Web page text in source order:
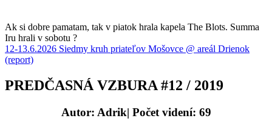
Ak si dobre pamatam, tak v piatok hrala kapela The Blots. Summa
Iru hrali v sobotu ?
12-13.6.2026 Siedmy kruh priateľov Mošovce @ areál Drienok
(report)
PREDČASNÁ VZBURA #12 / 2019
Autor: Adrik| Počet videní: 69